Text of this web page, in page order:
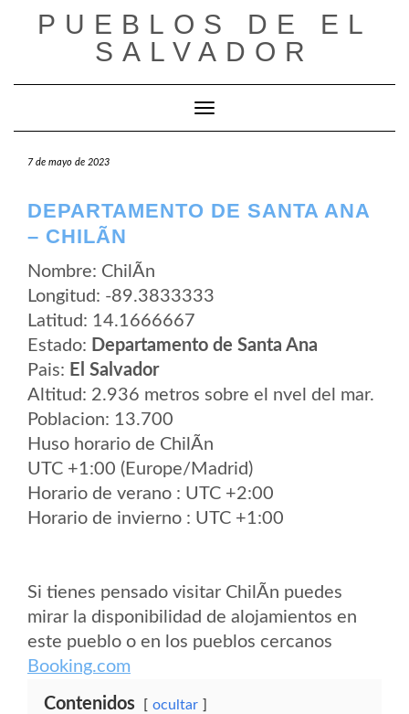
PUEBLOS DE EL
SALVADOR
Cambiar modo de navegación
7 de mayo de 2023
DEPARTAMENTO DE SANTA ANA
– CHILÃ­N
Nombre: ChilÃ­n
Longitud: -89.3833333
Latitud: 14.1666667
Estado: Departamento de Santa Ana
Pais: El Salvador
Altitud: 2.936 metros sobre el nvel del mar.
Poblacion: 13.700
Huso horario de ChilÃ­n
UTC +1:00 (Europe/Madrid)
Horario de verano : UTC +2:00
Horario de invierno : UTC +1:00
Si tienes pensado visitar ChilÃ­n puedes
mirar la disponibilidad de alojamientos en
este pueblo o en los pueblos cercanos
Booking.com
Contenidos ocultar